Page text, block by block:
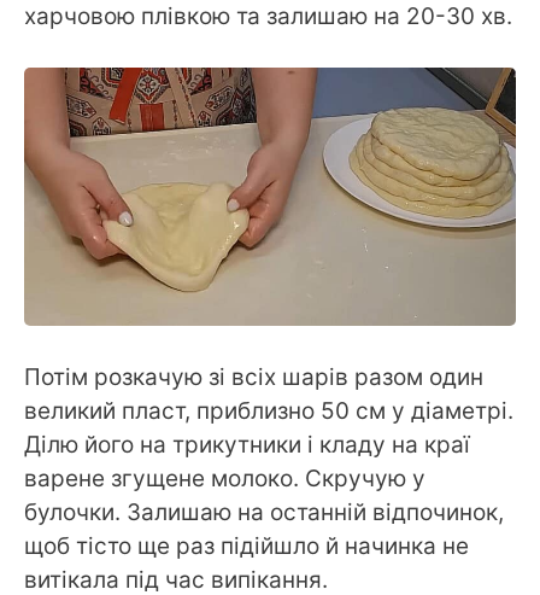
харчовою плівкою та залишаю на 20-30 хв.
Потім розкачую зі всіх шарів разом один
великий пласт, приблизно 50 см у діаметрі.
Ділю його на трикутники і кладу на краї
варене згущене молоко. Скручую у
булочки. Залишаю на останній відпочинок,
щоб тісто ще раз підійшло й начинка не
витікала під час випікання.